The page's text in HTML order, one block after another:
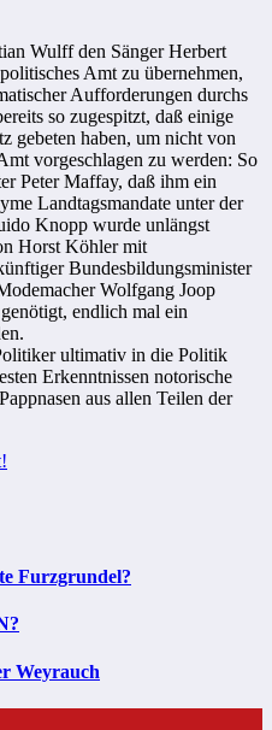
Wulff den Sänger Herbert
Amt zu übernehmen,
Aufforderungen durchs
so zugespitzt, daß einige
gebeten haben, um nicht von
vorgeschlagen zu werden: So
Peter Maffay, daß ihm ein
Landtagsmandate unter der
Knopp wurde unlängst
Horst Köhler mit
Bundesbildungsminister
Wolfgang Joop
endlich mal ein
ultimativ in die Politik
Erkenntnissen notorische
aus allen Teilen der
Furzgrundel?
Weyrauch